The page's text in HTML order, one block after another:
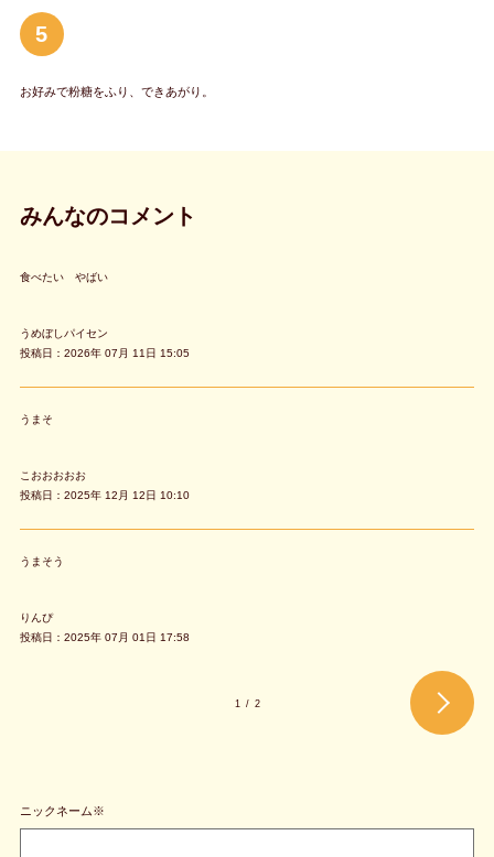
5
お好みで粉糖をふり、できあがり。
みんなのコメント
食べたい やばい
うめぼしパイセン
投稿日：2026年 07月 11日 15:05
うまそ
こおおおおお
投稿日：2025年 12月 12日 10:10
うまそう
りんぴ
投稿日：2025年 07月 01日 17:58
1 / 2
ニックネーム※